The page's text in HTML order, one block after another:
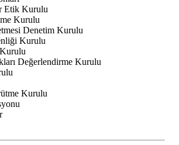
Etik Kurulu
Kurulu
Denetim Kurulu
Kurulu
Değerlendirme Kurulu
Kurulu